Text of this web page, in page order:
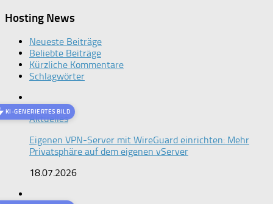
Hosting News
Neueste Beiträge
Beliebte Beiträge
Kürzliche Kommentare
Schlagwörter
KI-GENERIERTES BILD
Aktuelles
Eigenen VPN-Server mit WireGuard einrichten: Mehr
Privatsphäre auf dem eigenen vServer
18.07.2026